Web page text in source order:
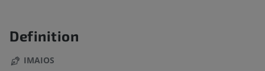
Definition
IMAIOS